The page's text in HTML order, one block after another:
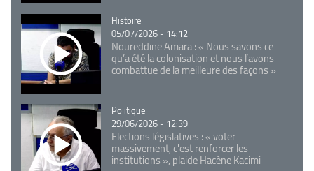
Catégorie
Histoire
05/07/2026 - 14:12
Noureddine Amara : « Nous savons ce
qu’a été la colonisation et nous l’avons
combattue de la meilleure des façons »
Catégorie
Politique
29/06/2026 - 12:39
Elections législatives : « voter
massivement, c'est renforcer les
institutions », plaide Hacène Kacimi